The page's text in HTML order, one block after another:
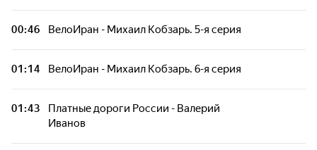
Индия - Дика Денис и Алёна
Индия - Дика Денис и Алёна
Индия - Дика Денис и Алёна
00:46 ВелоИран - Михаил Кобзарь. 5-я серия
01:14 ВелоИран - Михаил Кобзарь. 6-я серия
01:43
Платные дороги России - Валерий
Иванов